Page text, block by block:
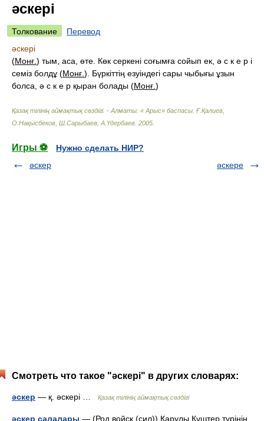
әскері
Толкование
Перевод
әскері
(Монғ. ) тым, аса, өте. Көк серкені соғымға сойып ек, ә с к е р і
семіз болдұ (Монғ. ). Бүркіттің езуіндегі сары чыбығы ұзын
болса, ә с к е р қыран болады (Монғ. )
Қазақ тілінің аймақтық сөздігі. - Алматы: « Арыс» баспасы Ғ.Қалиев,
О.Нақысбеков, Ш.Сарыбаев, А.Үдербаев 2005
Игры ⚽
Нужно сделать НИР?
әскер
әскере
Смотреть что такое "әскері" в других словарях:
әскер — қ. әскері … Қазақ тілінің аймақтық сөздігі
әскер салалары — (Род войск (сил)) Қарулы Күштер түрінің